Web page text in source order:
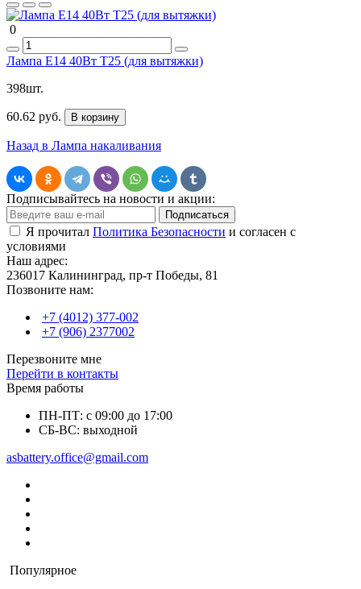
0
Лампа Е14 40Вт T25 (для вытяжки)
398шт.
60.62 руб. В корзину
Назад в Лампа накаливания
Подписывайтесь на новости и акции:
Подписаться
Я прочитал Политика Безопасности и согласен с
условиями
Наш адрес:
236017 Калининград,​ пр-т Победы, 81
Позвоните нам:
+7 (4012) 377-002
+7 (906) 2377002
Перезвоните мне
Перейти в контакты
Время работы
ПН-ПТ: с 09:00 до 17:00
СБ-ВС: выходной
asbattery.office@gmail.com
Популярное